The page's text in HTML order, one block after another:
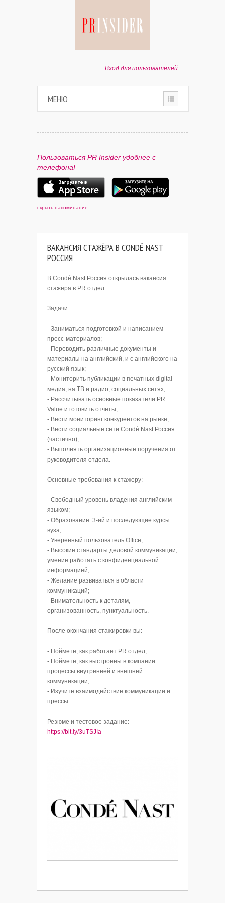
Вход для пользователей
МЕНЮ
ПАРТНЕРАМ
КОНТАКТЫ
Пользоваться PR Insider удобнее с
телефона!
скрыть напоминание
ВАКАНСИЯ СТАЖЁРА В CONDÉ NAST
РОССИЯ
В Condé Nast Россия открылась вакансия
стажёра в PR отдел.
Задачи:
- Заниматься подготовкой и написанием
пресс-материалов;
- Переводить различные документы и
материалы на английский, и с английского на
русский язык;
- Мониторить публикации в печатных digital
медиа, на ТВ и радио, социальных сетях;
- Рассчитывать основные показатели PR
Value и готовить отчеты;
- Вести мониторинг конкурентов на рынке;
- Вести социальные сети Condé Nast Россия
(частично);
- Выполнять организационные поручения от
руководителя отдела.
Основные требования к стажеру:
- Свободный уровень владения английским
языком;
- Образование: 3-ий и последующие курсы
вуза;
- Уверенный пользователь Office;
- Высокие стандарты деловой коммуникации,
умение работать с конфиденциальной
информацией;
- Желание развиваться в области
коммуникаций;
- Внимательность к деталям,
организованность, пунктуальность.
После окончания стажировки вы:
- Поймете, как работает PR отдел;
- Поймете, как выстроены в компании
процессы внутренней и внешней
коммуникации;
- Изучите взаимодействие коммуникации и
прессы.
Резюме и тестовое задание:
https://bit.ly/3uTSJIa